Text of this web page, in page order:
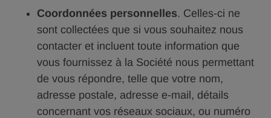
Coordonnées personnelles. Celles-ci ne
sont collectées que si vous souhaitez nous
contacter et incluent toute information que
vous fournissez à la Société nous permettant
de vous répondre, telle que votre nom,
adresse postale, adresse e-mail, détails
concernant vos réseaux sociaux, ou numéro